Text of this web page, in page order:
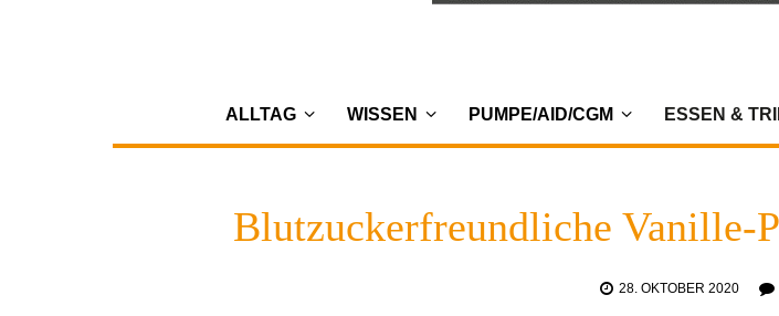
ALLTAG WISSEN PUMPE/AID/CGM ESSEN &
Blutzuckerfreundliche Vanille-
28. OKTOBER 2020